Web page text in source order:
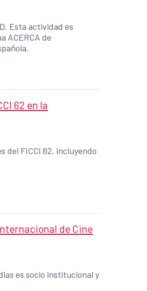
Esta actividad es
ACERCA de
62 en la
del FICCI 62, incluyendo
de Cine
es socio institucional y